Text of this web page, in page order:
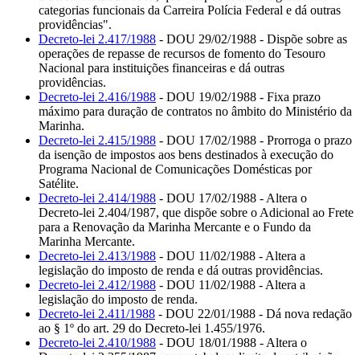
categorias funcionais da Carreira Polícia Federal e dá outras
providências".
Decreto-lei 2.417/1988 - DOU 29/02/1988 - Dispõe sobre as
operações de repasse de recursos de fomento do Tesouro
Nacional para instituições financeiras e dá outras
providências.
Decreto-lei 2.416/1988 - DOU 19/02/1988 - Fixa prazo
máximo para duração de contratos no âmbito do Ministério da
Marinha.
Decreto-lei 2.415/1988 - DOU 17/02/1988 - Prorroga o prazo
da isenção de impostos aos bens destinados à execução do
Programa Nacional de Comunicações Domésticas por
Satélite.
Decreto-lei 2.414/1988 - DOU 17/02/1988 - Altera o
Decreto-lei 2.404/1987, que dispõe sobre o Adicional ao Frete
para a Renovação da Marinha Mercante e o Fundo da
Marinha Mercante.
Decreto-lei 2.413/1988 - DOU 11/02/1988 - Altera a
legislação do imposto de renda e dá outras providências.
Decreto-lei 2.412/1988 - DOU 11/02/1988 - Altera a
legislação do imposto de renda.
Decreto-lei 2.411/1988 - DOU 22/01/1988 - Dá nova redação
ao § 1º do art. 29 do Decreto-lei 1.455/1976.
Decreto-lei 2.410/1988 - DOU 18/01/1988 - Altera o